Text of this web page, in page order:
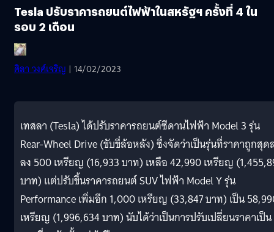
Tesla ปรับราคารถยนต์ไฟฟ้าในสหรัฐฯ ครั้งที่ 4 ใน
รอบ 2 เดือน
ศิลา วงศ์เจริญ | 14/02/2023
เทสลา (Tesla) ได้ปรับราคารถยนต์ซีดานไฟฟ้า Model 3 รุ่น
Rear-Wheel Drive (ขับขี่ล้อหลัง) ซึ่งจัดว่าเป็นรุ่นที่ราคาถูกสุ
ลง 500 เหรียญ (16,933 บาท) เหลือ 42,990 เหรียญ
บาท) แต่ปรับขึ้นราคารถยนต์ SUV ไฟฟ้า Model Y รุ่น
Performance เพิ่มอีก 1,000 เหรียญ (33,847 บาท) เป็น
เหรียญ (1,996,634 บาท) นับได้ว่าเป็นการปรับเปลี่ยนราคาเป็น